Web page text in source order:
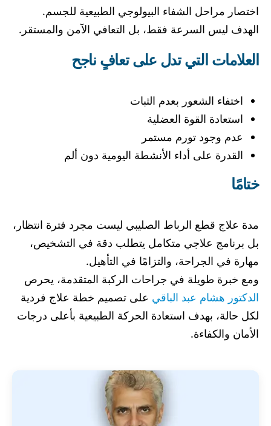
اختصار مراحل الشفاء البيولوجي الطبيعية للجسم.
الهدف ليس السرعة فقط، بل التعافي الآمن والمستقر.
العلامات التي تدل على تعافٍ ناجح
اختفاء الشعور بعدم الثبات
استعادة القوة العضلية
عدم وجود تورم مستمر
القدرة على أداء الأنشطة اليومية دون ألم
ختامًا
مدة علاج قطع الرباط الصليبي ليست مجرد فترة انتظار،
بل برنامج علاجي متكامل يتطلب دقة في التشخيص،
مهارة في الجراحة، والتزامًا في التأهيل.
ومع خبرة طويلة في جراحات الركبة المتقدمة، يحرص
الدكتور هشام عبد الباقي على تصميم خطة علاج فردية
لكل حالة، بهدف استعادة الحركة الطبيعية بأعلى درجات
الأمان والكفاءة.